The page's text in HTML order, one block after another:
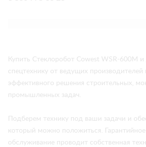
Купить Стеклоробот Cowest WSR-600M
спецтехнику от ведущих
эффективного решения строительных,
промышленных задач.
Подберем технику под ваши задачи и
который можно положиться. Гарантийное
обслуживание проводит собственная